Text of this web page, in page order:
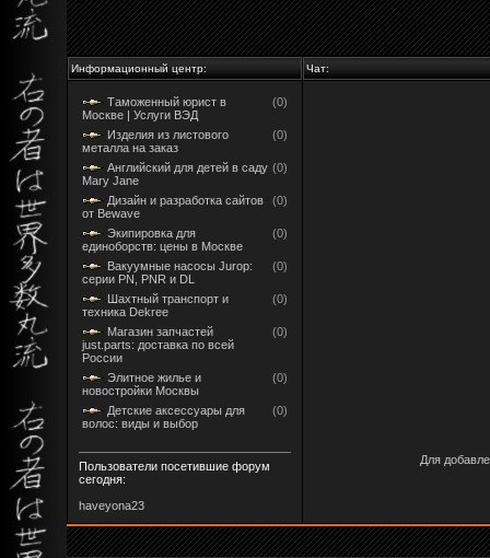
Информационный центр: Чат:
Таможенный юрист в
Москве | Услуги ВЭД
(0)
Изделия из листового
металла на заказ
(0)
Английский для детей в саду
Mary Jane
(0)
Дизайн и разработка сайтов
от Bewave
(0)
Экипировка для
единоборств: цены в Москве
(0)
Вакуумные насосы Jurop:
серии PN, PNR и DL
(0)
Шахтный транспорт и
техника Dekree
(0)
Магазин запчастей
just.parts: доставка по всей
России
(0)
Элитное жилье и
новостройки Москвы
(0)
Детские аксессуары для
волос: виды и выбор
(0)
Пользователи посетившие форум
сегодня:
haveyona23
Для